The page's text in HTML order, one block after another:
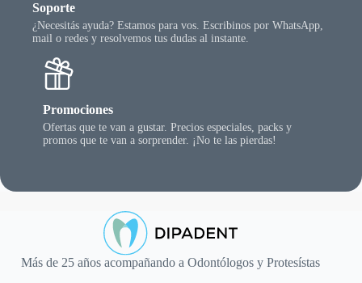
Soporte
¿Necesitás ayuda? Estamos para vos. Escribinos por WhatsApp,
mail o redes y resolvemos tus dudas al instante.
Promociones
Ofertas que te van a gustar. Precios especiales, packs y
promos que te van a sorprender. ¡No te las pierdas!
Más de 25 años acompañando a Odontólogos y Protesístas